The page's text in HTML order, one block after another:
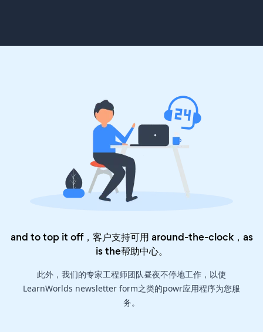
and to top it off，客户支持可用 around-the-clock，as
is the帮助中心。
此外，我们的专家工程师团队昼夜不停地工作，以使
LearnWorlds newsletter form之类的powr应用程序为您服
务。